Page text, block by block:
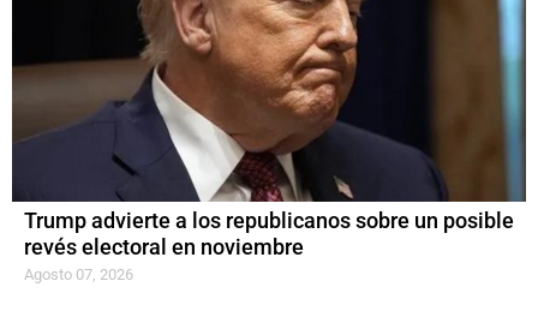
Trump advierte a los republicanos sobre un posible
revés electoral en noviembre
Agosto 07, 2026